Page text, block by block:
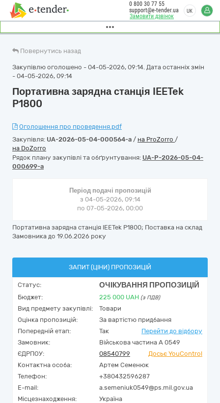
Замовити дзвінок
0 800 30 77 55
support@e-tender.ua
UK
Повернутись назад
Закупівлю оголошено - 04-05-2026, 09:14. Дата останніх змін
- 04-05-2026, 09:14
Портативна зарядна станція IEETek
P1800
Оголошення про проведення.pdf
Закупівля: UA-2026-05-04-000564-a / на ProZorro /
на DoZorro
Рядок плану закупівлі та обґрунтування: UA-P-2026-05-04-
000699-a
Період подачі пропозицій
з 04-05-2026, 09:14
по 07-05-2026, 00:00
Портативна зарядна станція IEETek P1800; Поставка на склад
Замовника до 19.06.2026 року
ЗАПИТ (ЦІНИ) ПРОПОЗИЦІЙ
Статус: ОЧІКУВАННЯ ПРОПОЗИЦІЙ
Бюджет: 225 000 UAH (з ПДВ)
Вид предмету закупівлі:
Товари
Оцінка пропозицій:
За вартістю придбання
Попередній етап:
Так
Перейти до відбору
Замовник:
Військова частина А 0549
ЄДРПОУ:
08540799
Досьє YouControl
Контактна особа:
Артем Семенюк
Телефон:
+380432596287
E-mail:
a.semeniuk0549@ps.mil.gov.ua
Місцезнаходження:
Україна